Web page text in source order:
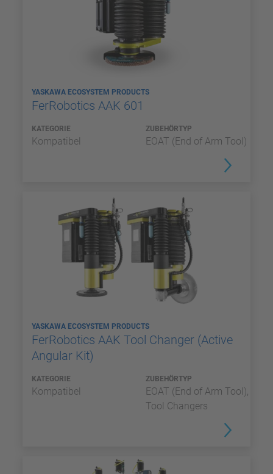
YASKAWA ECOSYSTEM PRODUCTS
FerRobotics AAK 601
KATEGORIE
Kompatibel
ZUBEHÖRTYP
EOAT (End of Arm Tool)
YASKAWA ECOSYSTEM PRODUCTS
FerRobotics AAK Tool Changer (Active
Angular Kit)
KATEGORIE
Kompatibel
ZUBEHÖRTYP
EOAT (End of Arm Tool),
Tool Changers